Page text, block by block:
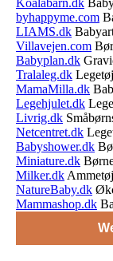
byhappyme.com
LIAMS.dk
Villavejen.com
Babyplan.dk
Tralaleg.dk
MamaMilla.dk
Legehjulet.dk
Livrig.dk
Netcentret.dk
Babyshower.dk
Miniature.dk
Milker.dk
NatureBaby.dk
Mammashop.dk